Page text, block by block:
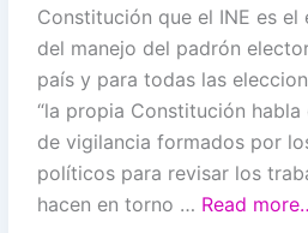
Constitución que el INE es el
del manejo del padrón
país y para todas las
“la propia Constitución
de vigilancia formados por
políticos para revisar los
hacen en torno … Read